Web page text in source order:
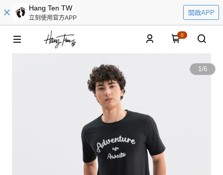
Hang Ten TW
立刻使用官方APP
開啟APP
0
1/6